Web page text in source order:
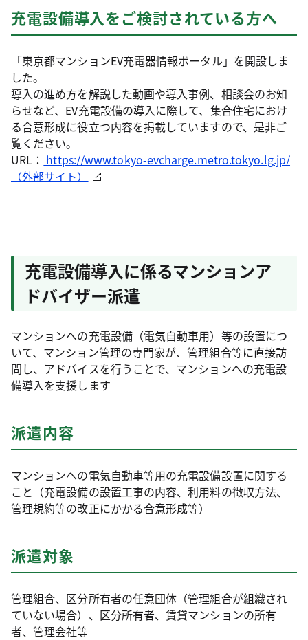
充電設備導入をご検討されている方へ
「東京都マンションEV充電器情報ポータル」を開設しま
した。
導入の進め方を解説した動画や導入事例、相談会のお知
らせなど、EV充電設備の導入に際して、集合住宅におけ
る合意形成に役立つ内容を掲載していますので、是非ご
覧ください。
URL： https://www.tokyo-evcharge.metro.tokyo.lg.jp/
（外部サイト）
充電設備導入に係るマンションア
ドバイザー派遣
マンションへの充電設備（電気自動車用）等の設置につ
いて、マンション管理の専門家が、管理組合等に直接訪
問し、アドバイスを行うことで、マンションへの充電設
備導入を支援します
派遣内容
マンションへの電気自動車等用の充電設備設置に関する
こと（充電設備の設置工事の内容、利用料の徴収方法、
管理規約等の改正にかかる合意形成等）
派遣対象
管理組合、区分所有者の任意団体（管理組合が組織され
ていない場合）、区分所有者、賃貸マンションの所有
者、管理会社等